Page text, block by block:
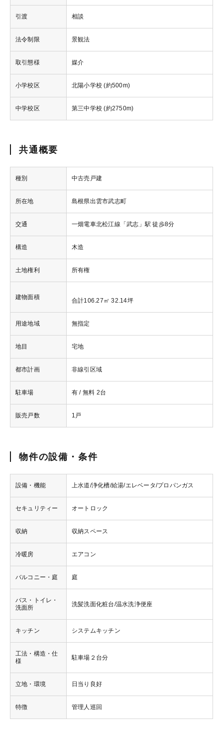
引渡 相談
法令制限 景観法
取引態様 媒介
小学校区 北陽小学校 (約500m)
中学校区 第三中学校 (約2750m)
共通概要
種別 中古売戸建
所在地 島根県出雲市武志町
交通 一畑電車北松江線「武志」駅 徒歩8分
構造 木造
土地権利 所有権
建物面積
合計106.27㎡ 32.14坪
用途地域 無指定
地目 宅地
都市計画 非線引区域
駐車場 有 / 無料 2台
販売戸数 1戸
物件の設備・条件
設備・機能 上水道/浄化槽/給湯/エレベータ/プロパンガス
セキュリティー オートロック
収納 収納スペース
冷暖房 エアコン
バルコニー・庭 庭
バス・トイレ・
洗面所
洗髪洗面化粧台/温水洗浄便座
キッチン システムキッチン
工法・構造・仕
様
駐車場２台分
立地・環境 日当り良好
特徴 管理人巡回